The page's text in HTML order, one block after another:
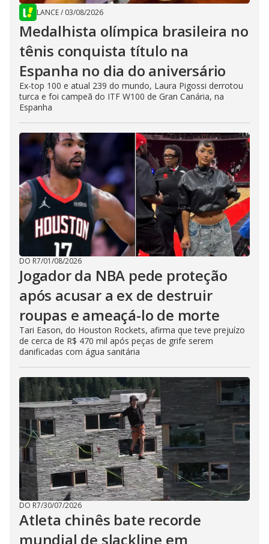
LANCE/ 03/08/2026
Medalhista olímpica brasileira no
tênis conquista título na
Espanha no dia do aniversário
Ex-top 100 e atual 239 do mundo, Laura Pigossi derrotou
turca e foi campeã do ITF W100 de Gran Canária, na
Espanha
DO R7/01/08/2026
Jogador da NBA pede proteção
após acusar a ex de destruir
roupas e ameaçá-lo de morte
Tari Eason, do Houston Rockets, afirma que teve prejuízo
de cerca de R$ 470 mil após peças de grife serem
danificadas com água sanitária
DO R7/30/07/2026
Atleta chinês bate recorde
mundial de slackline em